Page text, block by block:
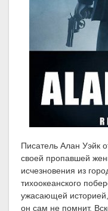
Писатель Алан Уэйк
своей пропавшей
исчезновения из
тихоокеанского
ужасающей
он сам не помнит.